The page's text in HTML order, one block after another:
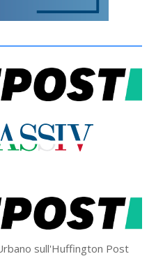
sull'Huffington Post